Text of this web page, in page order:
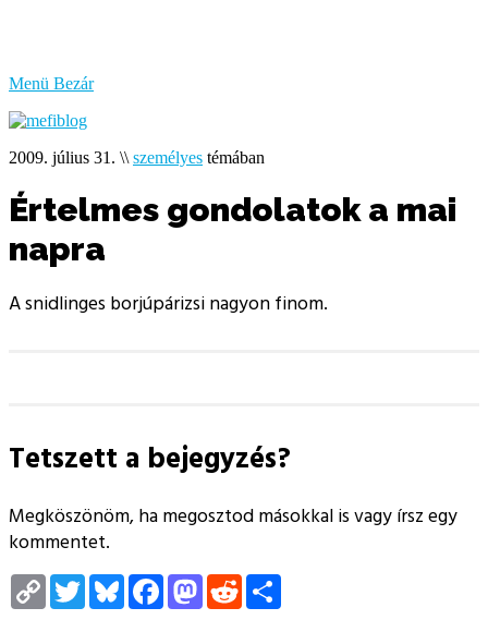
Menü Bezár
2009. július 31. \\ személyes témában
Értelmes gondolatok a mai
napra
A snidlinges borjúpárizsi nagyon finom.
Tetszett a bejegyzés?
Megköszönöm, ha megosztod másokkal is vagy írsz egy
kommentet.
Copy
Link
TwitterBlueskyFacebookMastodon
Reddit